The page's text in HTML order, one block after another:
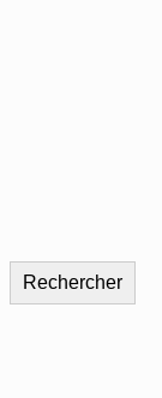
Rechercher